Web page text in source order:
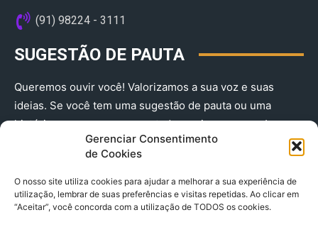
Gerenciar Consentimento
de Cookies
O nosso site utiliza cookies para ajudar a melhorar a sua experiência de
utilização, lembrar de suas preferências e visitas repetidas. Ao clicar em
“Aceitar”, você concorda com a utilização de TODOS os cookies.
(91) 98224 - 3111
SUGESTÃO DE PAUTA
Queremos ouvir você! Valorizamos a sua voz e suas
ideias. Se você tem uma sugestão de pauta ou uma
história que merece ser contada, envie-nos agora!
(91) 98224 - 3111